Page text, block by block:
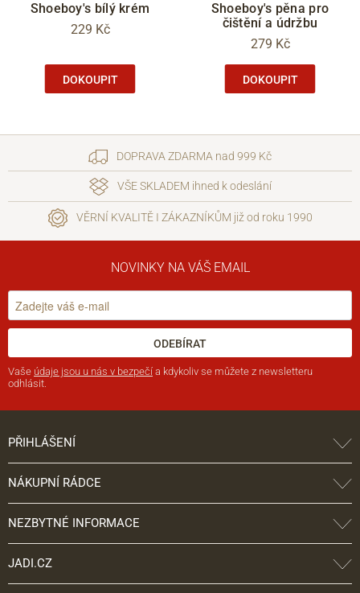
Shoeboy's bílý krém
229 Kč
DOKOUPIT
Shoeboy's pěna pro
čištění a údržbu
279 Kč
DOKOUPIT
DOPRAVA ZDARMA nad 999 Kč
VŠE SKLADEM ihned k odeslání
VĚRNÍ KVALITĚ I ZÁKAZNÍKŮM již od roku 1990
NOVINKY NA VÁŠ EMAIL
ODEBÍRAT
Vaše údaje jsou u nás v bezpečí a kdykoliv se můžete z newsletteru
odhlásit.
PŘIHLÁŠENÍ
NÁKUPNÍ RÁDCE
NEZBYTNÉ INFORMACE
JADI.CZ